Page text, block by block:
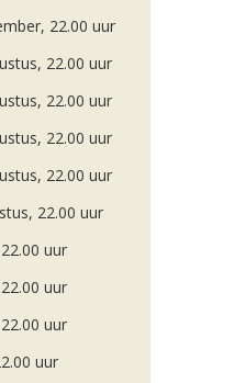
22.00 uur
22.00 uur
22.00 uur
22.00 uur
22.00 uur
22.00 uur
uur
uur
uur
uur